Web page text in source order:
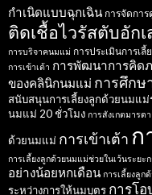
กำเนิดแบบฉุกเฉิน การจัดกา
ติดเชื้อไวรัสตับอัก
การบริจาคนมแม่ การประเมินการเ
การเข้าเต้า การพัฒนาการคิด
ของคลินิกนมแม่ การศึกษ
สนับสนุนการเลี้ยงลูกด้วยนมแ
นมแม่ 20 ชั่วโมง การสังเกตมารด
ด้วยนมแม่ การเข้าเต้า ก
การเลี้ยงลูกด้วยนมแม่ช่วยในเว้นระยะ
อย่างน้อยหกเดือน การเลี้ยงลูก
ระหว่างการให้นมบุตร การโ